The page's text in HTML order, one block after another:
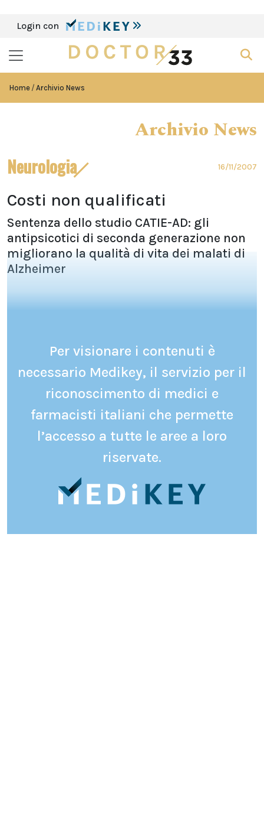
Login con
Home Archivio News
Archivio News
Neurologia 16/11/2007
Costi non qualificati
Sentenza dello studio CATIE-AD: gli
antipsicotici di seconda generazione non
migliorano la qualità di vita dei malati di
Alzheimer
Per visionare i contenuti è
necessario Medikey, il servizio per il
riconoscimento di medici e
farmacisti italiani che permette
l’accesso a tutte le aree a loro
riservate.